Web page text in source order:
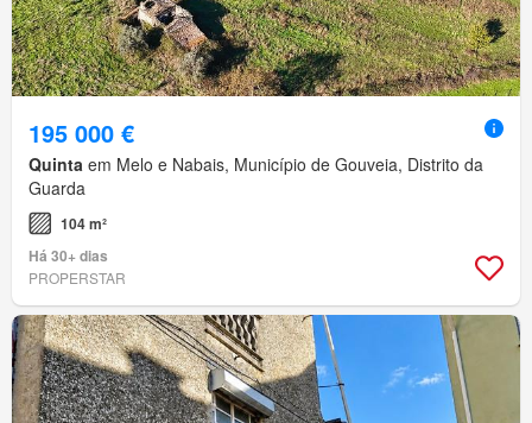
195 000 €
Quinta em Melo e Nabais, Município de Gouveia, Distrito da
Guarda
104 m²
Há 30+ dias
PROPERSTAR